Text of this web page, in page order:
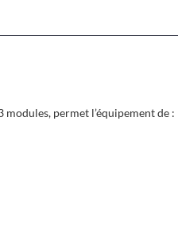
modules, permet l’équipement de :